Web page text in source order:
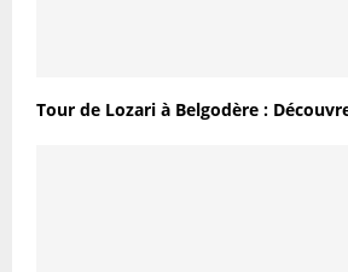
Tour de Lozari à Belgodère :